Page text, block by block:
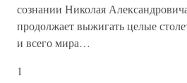
сознании Николая
продолжает выжигать целые
и всего мира…
1